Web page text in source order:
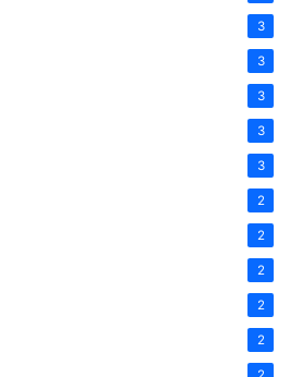
3
3
3
3
3
2
2
2
2
2